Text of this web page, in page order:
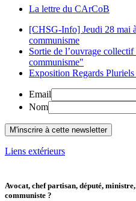
La lettre du CArCoB
[CHSG-Info] Jeudi 28 mai
communisme
Sortie de l’ouvrage
communisme"
Exposition Regards
Email
Nom
Liens extérieurs
Avocat, chef partisan, député,
communiste ?